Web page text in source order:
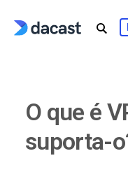
O que é
suporta-